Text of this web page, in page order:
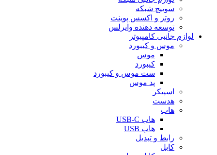
سوییچ شبکه
روتر و اکسس پوینت
توسعه دهنده وایرلس
لوازم جانبی کامپیوتر
موس و کیبورد
موس
کیبورد
ست موس و کیبورد
پد موس
اسپیکر
هدست
هاب
هاب USB-C
هاب USB
رابط و تبدیل
کابل